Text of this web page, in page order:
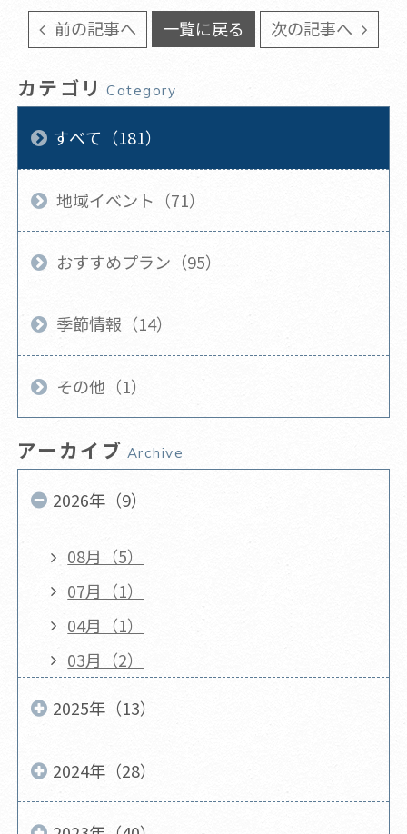
前の記事へ 一覧に戻る 次の記事へ
カテゴリ Category
すべて（181）
地域イベント（71）
おすすめプラン（95）
季節情報（14）
その他（1）
アーカイブ Archive
2026年（9）
08月（5）
07月（1）
04月（1）
03月（2）
2025年（13）
2024年（28）